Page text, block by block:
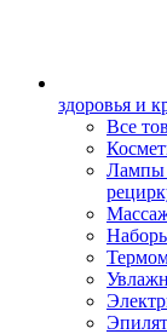
здоровья и
Все
Лампы